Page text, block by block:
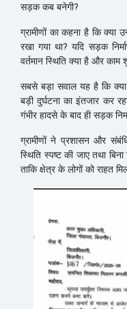
सड़क कब बनेगी?
ग्रामीणों का कहना है कि क्या
रखा गया था? यदि सड़क
वर्तमान स्थिति क्या है और
सबसे बड़ा सवाल यह है कि
बड़ी दुर्घटना का इंतजार कर
गंभीर हादसे के बाद ही सड़क
ग्रामीणों ने प्रशासन और
स्थिति स्पष्ट की जाए तथा
ताकि क्षेत्र के लोगों को राहत